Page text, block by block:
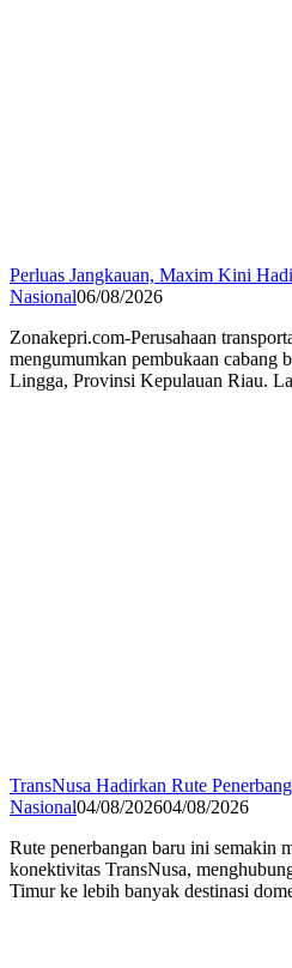
Perluas Jangkauan, Maxim Kini
Nasional06/08/2026
Zonakepri.com-Perusahaan
mengumumkan pembukaan cabang
Lingga, Provinsi Kepulauan Riau.
TransNusa Hadirkan Rute
Nasional04/08/202604/08/2026
Rute penerbangan baru ini semakin
konektivitas TransNusa,
Timur ke lebih banyak destinasi